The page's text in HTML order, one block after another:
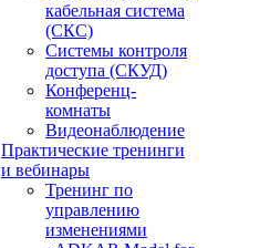
кабельная система
(СКС)
Системы контроля
доступа (СКУД)
Конференц-
комнаты
Видеонаблюдение
Практические тренинги
и вебинары
Тренинг по
управлению
изменениями